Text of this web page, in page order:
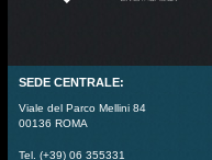
SEDE CENTRALE:
Viale del Parco Mellini 84
00136 ROMA
Tel. (+39) 06 355331